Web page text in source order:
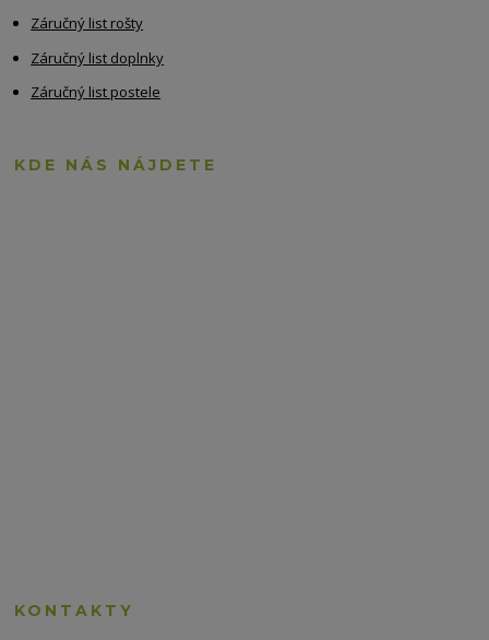
Záručný list rošty
Záručný list doplnky
Záručný list postele
KDE NÁS NÁJDETE
KONTAKTY